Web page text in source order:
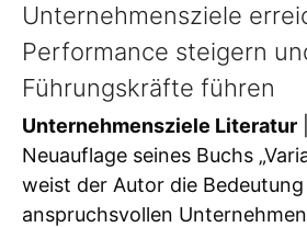
Unternehmensziele
Performance steigern
Führungskräfte führen
Unternehmensziele Literatur
Neuauflage seines Buchs
weist der Autor die
anspruchsvollen